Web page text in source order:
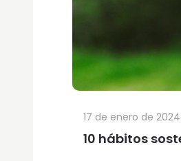
10 hábitos
17 de enero de 2024